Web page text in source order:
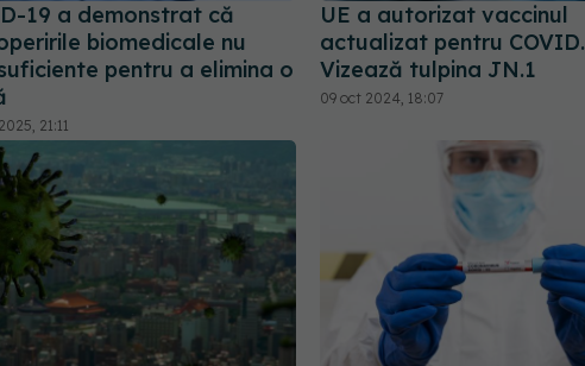
19 a demonstrat că
biomedicale nu
pentru a elimina o
21:11
UE a autorizat vaccinul
actualizat pentru COVID.
Vizează tulpina JN.1
09 oct 2024, 18:07